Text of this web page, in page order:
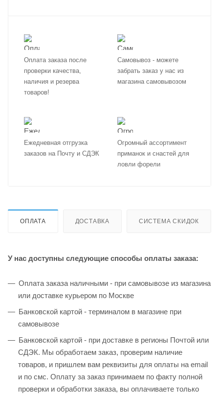
Оплата заказа после
проверки качества,
наличия и резерва
товаров!
Самовывоз - можете
забрать заказ у нас из
магазина самовывозом
Ежедневная отгрузка
заказов на Почту и СДЭК
Огромный ассортимент
приманок и снастей для
ловли форели
ОПЛАТА ДОСТАВКА СИСТЕМА СКИДОК
У нас доступны следующие способы оплаты заказа:
Оплата заказа наличными - при самовывозе из магазина
или доставке курьером по Москве
Банковской картой - терминалом в магазине при
самовывозе
Банковской картой - при доставке в регионы Почтой или
СДЭК. Мы обработаем заказ, проверим наличие
товаров, и пришлем вам реквизиты для оплаты на email
и по смс. Оплату за заказ принимаем по факту полной
проверки и обработки заказа, вы оплачиваете только